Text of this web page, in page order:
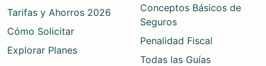
Tarifas y Ahorros 2026
Cómo Solicitar
Explorar Planes
Conceptos Básicos de
Seguros
Penalidad Fiscal
Todas las Guías